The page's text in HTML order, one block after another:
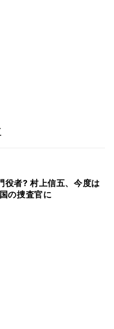
役者? 村上信五、今度は
の捜査官に